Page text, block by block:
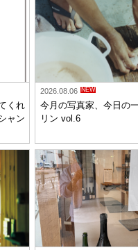
くれ
ャン
2026.08.06 NEW
今月の写真家、今日の
リン vol.6